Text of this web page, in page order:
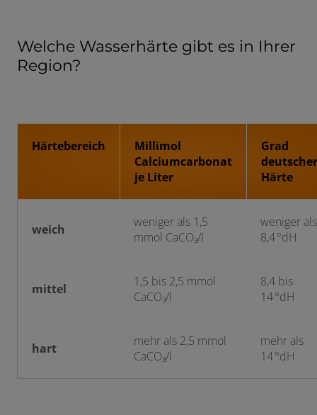
Welche Wasserhärte gibt es in Ihrer
Region?
Härtebereich
Millimol
Calciumcarbonat
je Liter
Grad
deutscher
Härte
weich
weniger als 1,5
mmol CaCO₃/l
weniger als
8,4 °dH
mittel
1,5 bis 2,5 mmol
CaCO₃/l
8,4 bis
14 °dH
hart
mehr als 2,5 mmol
CaCO₃/l
mehr als
14 °dH